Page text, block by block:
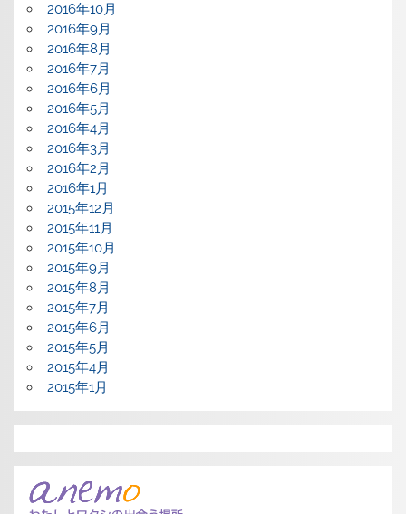
2016年10月
2016年9月
2016年8月
2016年7月
2016年6月
2016年5月
2016年4月
2016年3月
2016年2月
2016年1月
2015年12月
2015年11月
2015年10月
2015年9月
2015年8月
2015年7月
2015年6月
2015年5月
2015年4月
2015年1月